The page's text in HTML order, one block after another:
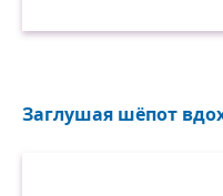
Заглушая шёпот